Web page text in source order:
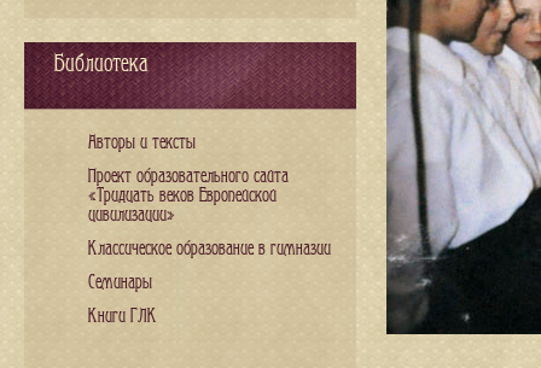
Библиотека
Авторы и тексты
Проект образовательного сайта
«Тридцать веков Европейской
цивилизации»
Классическое образование в гимназии
Семинары
Книги ГЛК